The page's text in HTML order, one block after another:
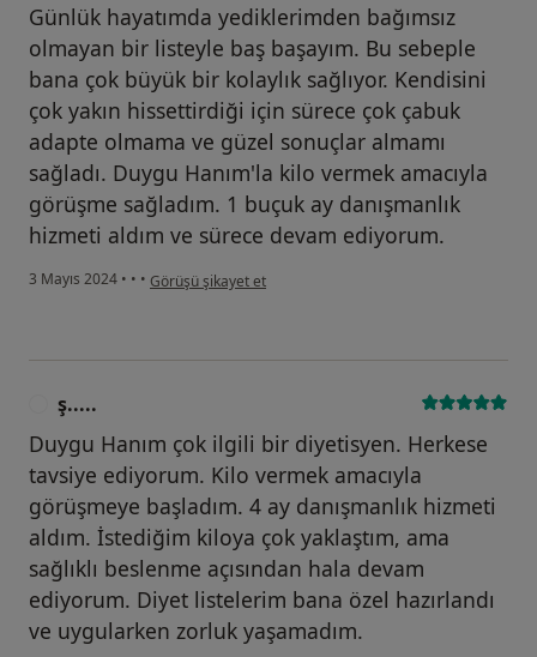
Günlük hayatımda yediklerimden bağımsız
olmayan bir listeyle baş başayım. Bu sebeple
bana çok büyük bir kolaylık sağlıyor. Kendisini
çok yakın hissettirdiği için sürece çok çabuk
adapte olmama ve güzel sonuçlar almamı
sağladı. Duygu Hanım'la kilo vermek amacıyla
görüşme sağladım. 1 buçuk ay danışmanlık
hizmeti aldım ve sürece devam ediyorum.
3 Mayıs 2024 • • • kullanıcının görüşüne göre d.....
Görüşü şikayet et
ş.....
Duygu Hanım çok ilgili bir diyetisyen. Herkese
tavsiye ediyorum. Kilo vermek amacıyla
görüşmeye başladım. 4 ay danışmanlık hizmeti
aldım. İstediğim kiloya çok yaklaştım, ama
sağlıklı beslenme açısından hala devam
ediyorum. Diyet listelerim bana özel hazırlandı
ve uygularken zorluk yaşamadım.